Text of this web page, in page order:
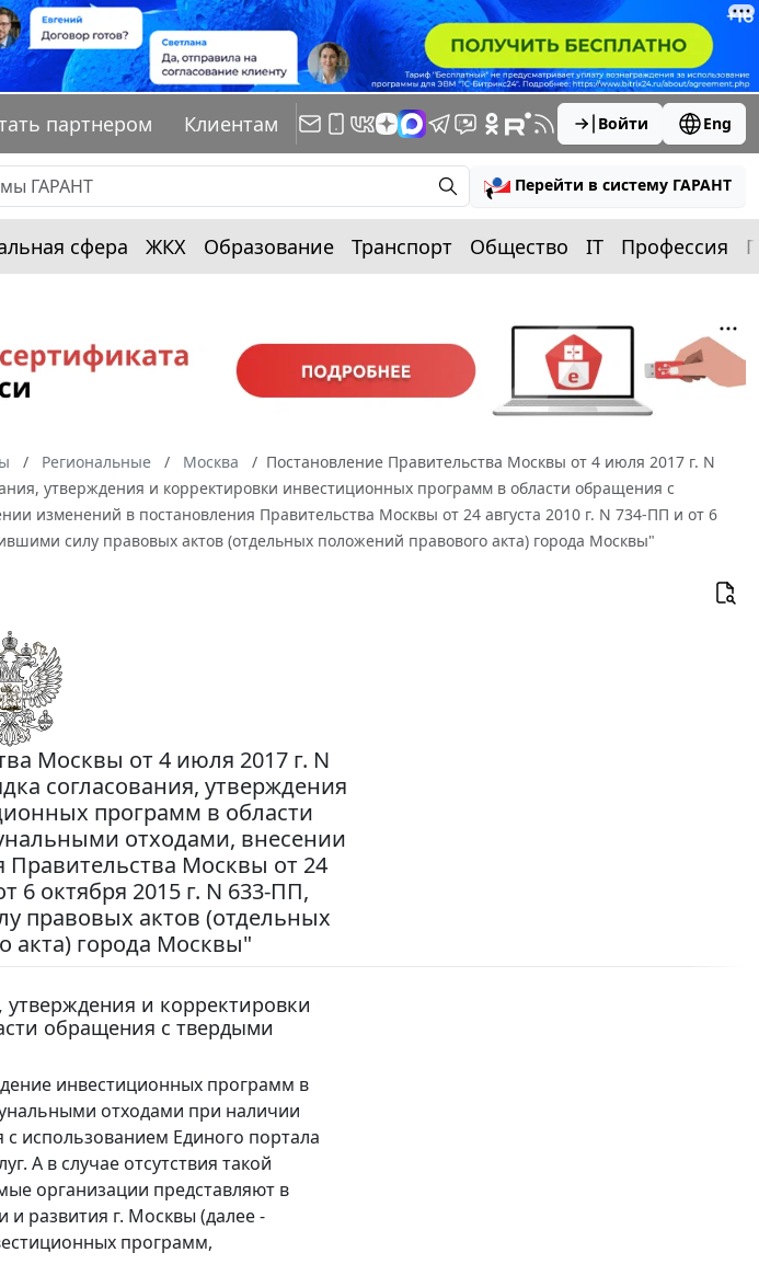
партнером Клиентам Войти Eng
Перейти в систему ГАРАНТ
сфера ЖКХ Образование Транспорт Общество IT Профессия
Региональные Москва
Постановление Правительства Москвы от 4 июля 2017 г. N
утверждения и корректировки инвестиционных программ в области обращения с
изменений в постановления Правительства Москвы от 24 августа 2010 г. N 734-ПП и от 6
силу правовых актов (отдельных положений правового акта) города Москвы"
Москвы от 4 июля 2017 г. N
согласования, утверждения
программ в области
отходами, внесении
Москвы от 24
6 октября 2015 г. N 633-ПП,
правовых актов (отдельных
акта) города Москвы"
утверждения и корректировки
обращения с твердыми
инвестиционных программ в
отходами при наличии
использованием Единого портала
А в случае отсутствия такой
организации представляют в
развития г. Москвы (далее -
программ,